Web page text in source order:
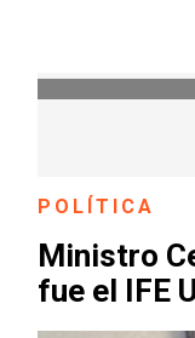
POLÍTICA
Ministro
fue el IFE